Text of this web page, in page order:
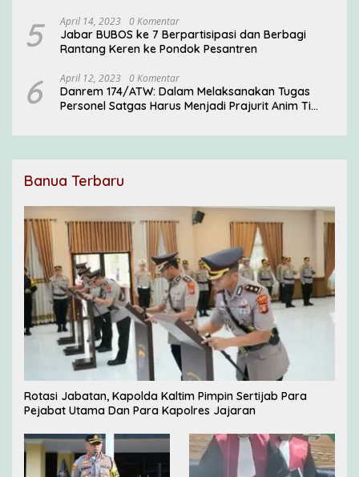
5 April 14, 2023 0 Komentar
Jabar BUBOS ke 7 Berpartisipasi dan Berbagi
Rantang Keren ke Pondok Pesantren
6 April 12, 2023 0 Komentar
Danrem 174/ATW: Dalam Melaksanakan Tugas
Personel Satgas Harus Menjadi Prajurit Anim Ti
Banua Terbaru
Rotasi Jabatan, Kapolda Kaltim Pimpin Sertijab Para
Pejabat Utama Dan Para Kapolres Jajaran